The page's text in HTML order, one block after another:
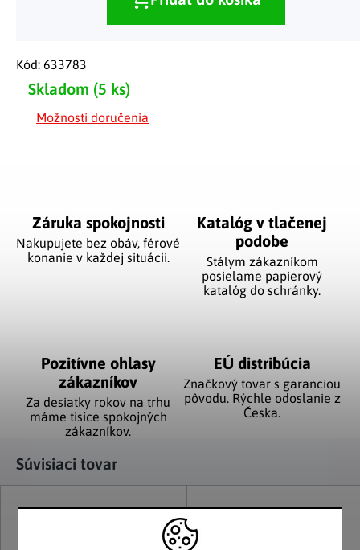
Skladom (5 ks)
Možnosti doručenia
Kód: 633783
Záruka spokojnosti
Nakupujete bez obáv, férové
​​konanie v každej situácii.
Katalóg v tlačenej
podobe
Stálym zákazníkom
posielame papierový
katalóg do schránky.
Pozitívne ohlasy
zákazníkov
Za desiatky rokov na trhu
máme tisíce spokojných
zákazníkov.
EÚ distribúcia
Značkový tovar s garanciou
pôvodu. Rýchle odoslanie z
Česka.
Súvisiaci tovar